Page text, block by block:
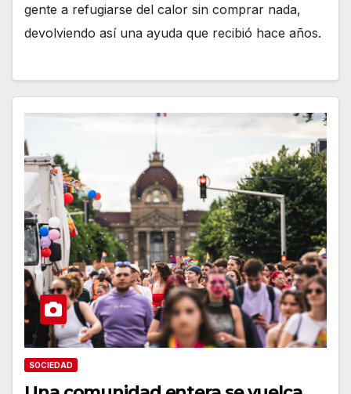
gente a refugiarse del calor sin comprar nada,
devolviendo así una ayuda que recibió hace años.
SOCIEDAD